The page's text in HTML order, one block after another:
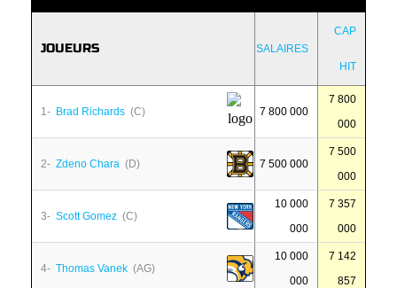
JOUEURS SALAIRES
CAP
HIT
1- Brad Richards (C) 7 800 000
7 800
000
2- Zdeno Chara (D) 7 500 000
7 500
000
3- Scott Gomez (C)
10 000
000
7 357
000
4- Thomas Vanek (AG)
10 000
000
7 142
857